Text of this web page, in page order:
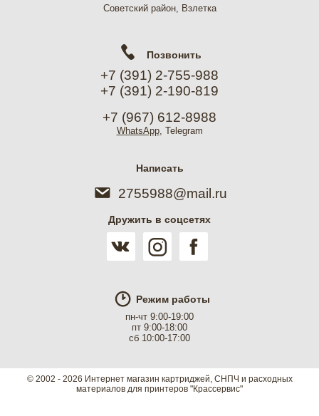
Советский район, Взлетка
Позвонить
+7 (391) 2-755-988
+7 (391) 2-190-819
+7 (967) 612-8988
WhatsApp, Telegram
Написать
2755988@mail.ru
Дружить в соцсетях
Режим работы
пн-чт 9:00-19:00
пт 9:00-18:00
сб 10:00-17:00
© 2002 - 2026 Интернет магазин картриджей, СНПЧ и расходных
материалов для принтеров "Крассервис"